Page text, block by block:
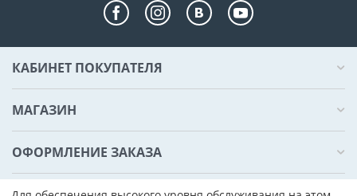
КАБИНЕТ ПОКУПАТЕЛЯ
МАГАЗИН
ОФОРМЛЕНИЕ ЗАКАЗА